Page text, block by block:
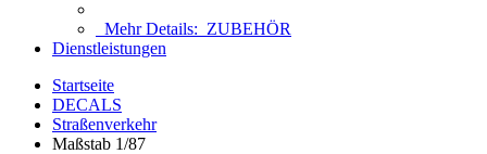
Mehr Details: ZUBEHÖR
Dienstleistungen
Startseite
DECALS
Straßenverkehr
Maßstab 1/87